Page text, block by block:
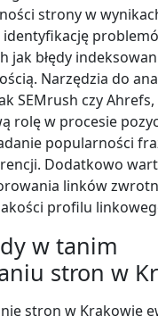
strony w
jak błędy
Narzędzia do
SEMrush czy
rolę w procesie
popularności
Dodatkowo
linków
profilu
w tanim
stron w
stron w Krakowie